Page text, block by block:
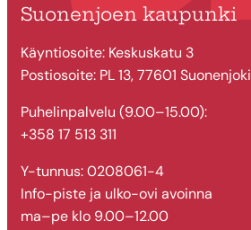
Suonenjoen kaupunki
Käyntiosoite: Keskuskatu 3
Postiosoite: PL 13, 77601 Suonenjoki
Puhelinpalvelu (9.00–15.00):
+358 17 513 311
Y-tunnus: 0208061-4
Info-piste ja ulko-ovi avoinna
ma–pe klo 9.00–12.00